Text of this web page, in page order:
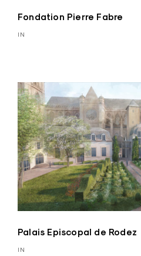
Fondation Pierre Fabre
IN
Palais Episcopal de Rodez
IN